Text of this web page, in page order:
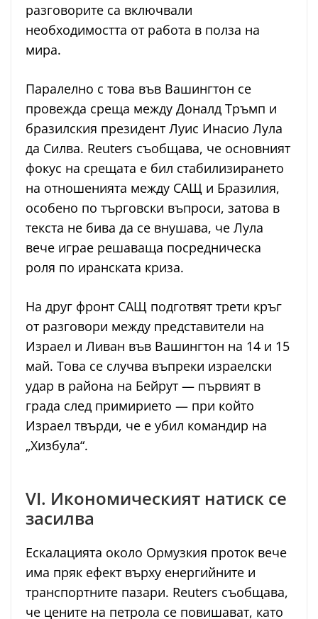
разговорите са включвали
необходимостта от работа в полза на
мира.
Паралелно с това във Вашингтон се
провежда среща между Доналд Тръмп и
бразилския президент Луис Инасио Лула
да Силва. Reuters съобщава, че основният
фокус на срещата е бил стабилизирането
на отношенията между САЩ и Бразилия,
особено по търговски въпроси, затова в
текста не бива да се внушава, че Лула
вече играе решаваща посредническа
роля по иранската криза.
На друг фронт САЩ подготвят трети кръг
от разговори между представители на
Израел и Ливан във Вашингтон на 14 и 15
май. Това се случва въпреки израелски
удар в района на Бейрут — първият в
града след примирието — при който
Израел твърди, че е убил командир на
„Хизбула“.
VI. Икономическият натиск се
засилва
Ескалацията около Ормузкия проток вече
има пряк ефект върху енергийните и
транспортните пазари. Reuters съобщава,
че цените на петрола се повишават, като